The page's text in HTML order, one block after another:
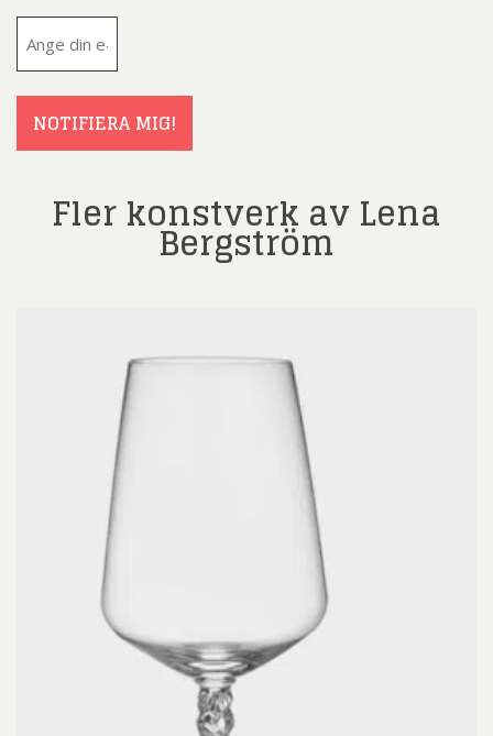
NOTIFIERA MIG!
Fler konstverk av Lena
Bergström